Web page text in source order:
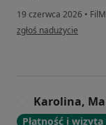
19 czerwca 2026 •
w opinii użytkownika
zgłoś nadużycie
Karolina,
Płatność i